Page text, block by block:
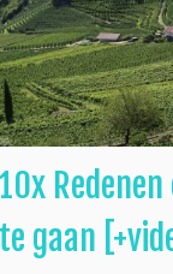
10x
te gaan